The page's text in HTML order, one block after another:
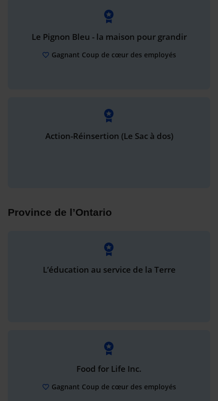
Le Pignon Bleu - la maison pour grandir
Gagnant Coup de cœur des employés
Action-Réinsertion (Le Sac à dos)
Province de l’Ontario
L’éducation au service de la Terre
Food for Life Inc.
Gagnant Coup de cœur des employés